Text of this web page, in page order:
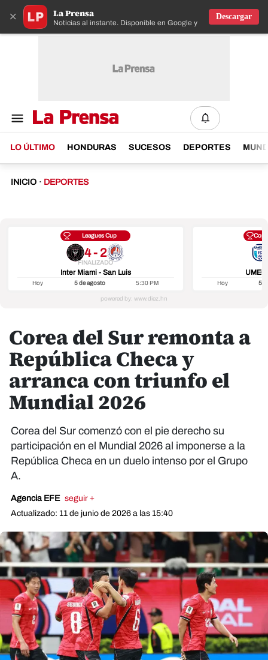
× La Prensa
Noticias al instante. Disponible en Google y IOS
Descargar
LO ÚLTIMO HONDURAS SUCESOS DEPORTES
INICIO · DEPORTES
Leagues Cup
4 - 2
FINALIZADO
Inter Miami - San Luis
Hoy 5 de agosto 5:30 PM Hoy 5
Corea del Sur remonta a
República Checa y
arranca con triunfo el
Mundial 2026
Corea del Sur comenzó con el pie derecho su
participación en el Mundial 2026 al imponerse a la
República Checa en un duelo intenso por el Grupo
A.
Agencia EFE seguir +
Actualizado: 11 de junio de 2026 a las 15:40